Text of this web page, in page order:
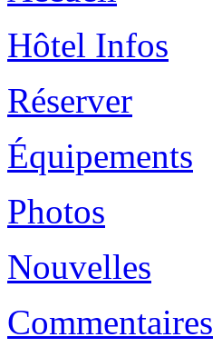
Hôtel Infos
Réserver
Équipements
Photos
Nouvelles
Commentaires